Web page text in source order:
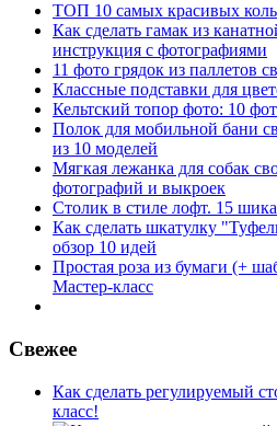
ТОП 10 самых красивых
Как сделать гамак из
инструкция с фотографиями
11 фото грядок из паллетов
Классные подставки для
Кельтский топор фото: 10
Полок для мобильной бани
из 10 моделей
Мягкая лежанка для собак
фотографий и выкроек
Столик в стиле лофт. 15
Как сделать шкатулку
обзор 10 идей
Простая роза из бумаги (+
Мастер-класс
Свежее
Как сделать регулируемый
класс!